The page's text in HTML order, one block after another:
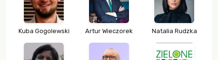
Kuba Gogolewski Artur Wieczorek Natalia Rudzka